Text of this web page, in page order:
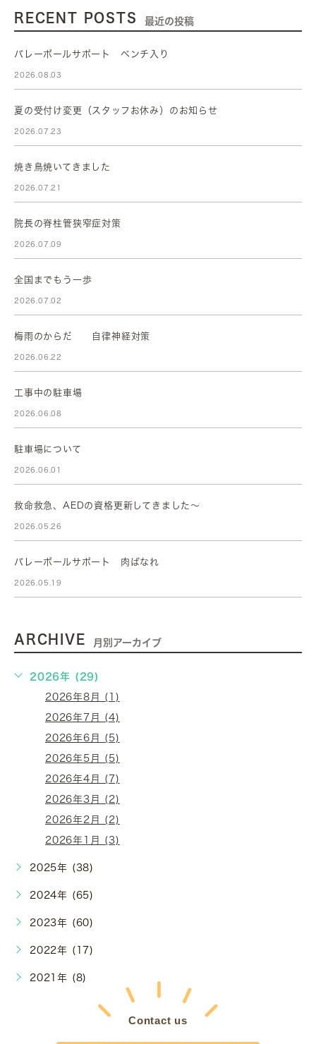
RECENT POSTS 最近の投稿
バレーボールサポート ベンチ入り
2026.08.03
夏の受付け変更（スタッフお休み）のお知らせ
2026.07.23
焼き鳥焼いてきました
2026.07.21
院長の脊柱管狭窄症対策
2026.07.09
全国までもう一歩
2026.07.02
梅雨のからだ 自律神経対策
2026.06.22
工事中の駐車場
2026.06.08
駐車場について
2026.06.01
救命救急、AEDの資格更新してきました～
2026.05.26
バレーボールサポート 肉ばなれ
2026.05.19
ARCHIVE 月別アーカイブ
2026年 (29)
2026年8月 (1)
2026年7月 (4)
2026年6月 (5)
2026年5月 (5)
2026年4月 (7)
2026年3月 (2)
2026年2月 (2)
2026年1月 (3)
2025年 (38)
2024年 (65)
2023年 (60)
2022年 (17)
2021年 (8)
Contact us